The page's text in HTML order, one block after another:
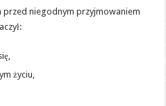
przed niegodnym przyjmowaniem
życiu,